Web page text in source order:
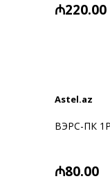
₼220.00
Astel.az
ВЭРС-ПК 1P
₼80.00